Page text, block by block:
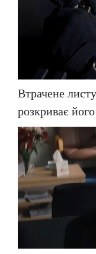
Втрачене
розкриває